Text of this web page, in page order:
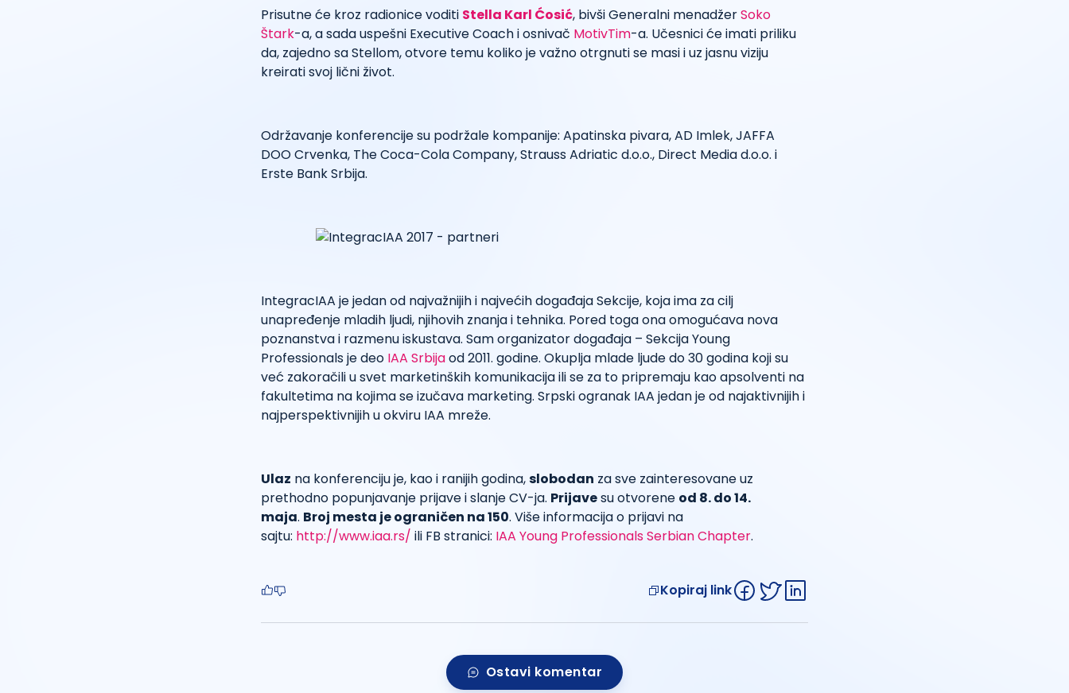
Prisutne će kroz radionice voditi Stella Karl Ćosić, bivši Generalni menadžerSoko
Štark-a, a sada uspešni Executive Coach i osnivač MotivTim-a. Učesnici će imati priliku
da, zajedno sa Stellom, otvore temu koliko je važno otrgnuti se masi i uz jasnu viziju
kreirati svoj lični život.
Održavanje konferencije su podržale kompanije: Apatinska pivara, AD Imlek, JAFFA
DOO Crvenka, The Coca-Cola Company, Strauss Adriatic d.o.o., Direct Media d.o.o. i
Erste Bank Srbija.
IntegracIAA je jedan od najvažnijih i najvećih događaja Sekcije, koja ima za cilj
unapređenje mladih ljudi, njihovih znanja i tehnika. Pored toga ona omogućava nova
poznanstva i razmenu iskustava. Sam organizator događaja – Sekcija Young
Professionals je deo IAA Srbijaod 2011. godine. Okuplja mlade ljude do 30 godina koji su
već zakoračili u svet marketinških komunikacija ili se za to pripremaju kao apsolventi na
fakultetima na kojima se izučava marketing. Srpski ogranak IAA jedan je od najaktivnijih i
najperspektivnijih u okviru IAA mreže.
Ulaz na konferenciju je, kao i ranijih godina,slobodan za sve zainteresovane uz
prethodno popunjavanje prijave i slanje CV-ja. Prijavesu otvorene od 8. do 14.
maja. Broj mesta je ograničen na 150. Više informacija o prijavi na
sajtu: http://www.iaa.rs/ ili FB stranici: IAA Young Professionals Serbian Chapter.
Kopiraj link
Ostavi komentar